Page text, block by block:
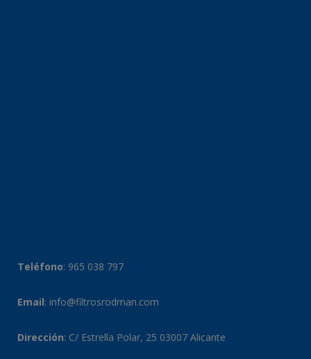
Teléfono: 965 038 797
Email: info@filtrosrodman.com
Dirección: C/ Estrella Polar, 25 03007 Alicante